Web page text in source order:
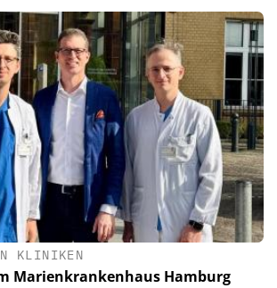
KLINIKEN
Marienkrankenhaus Hamburg